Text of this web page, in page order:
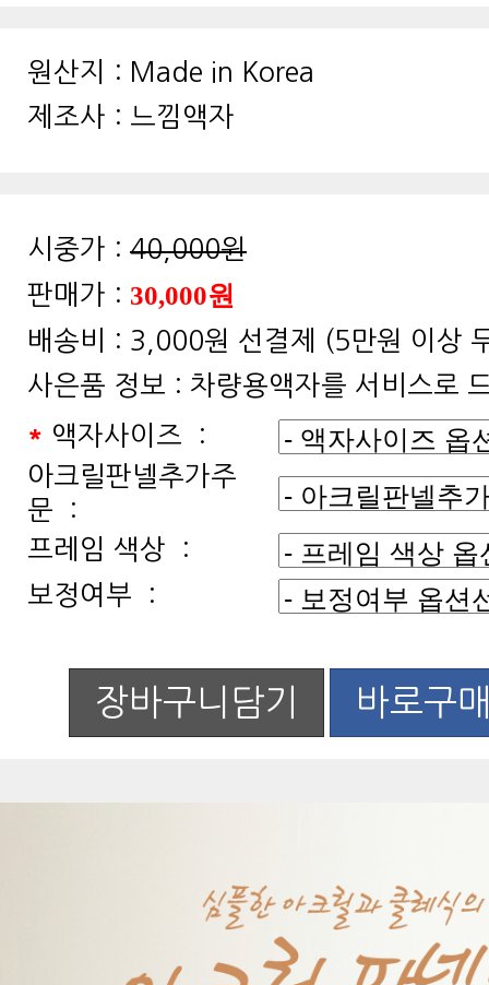
원산지 : Made in Korea
제조사 : 느낌액자
시중가 : 40,000원
판매가 : 30,000원
배송비 : 3,000원 선결제 (5만원 이상
사은품 정보 : 차량용액자를 서비스로
* 액자사이즈 :
문 :
프레임 색상 :
보정여부 :
장바구니담기 바로구